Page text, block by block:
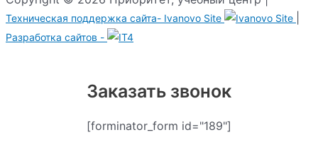
Техническая поддержка сайта- Ivanovo Site
Разработка сайтов -
Заказать звонок
[forminator_form id="189"]